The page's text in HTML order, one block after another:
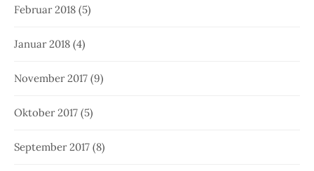
Februar 2018 (5)
Januar 2018 (4)
November 2017 (9)
Oktober 2017 (5)
September 2017 (8)